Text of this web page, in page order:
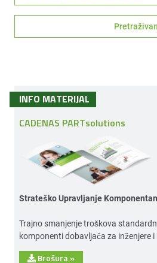
INFO MATERIJAL
CADENAS PARTsolutions
Strateško Upravljanje
Trajno smanjenje troškova
komponenti dobavljača za inženjere i
Brošura »